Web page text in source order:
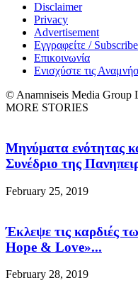
Disclaimer
Privacy
Advertisement
Εγγραφείτε / Subscribe
Επικοινωνία
Ενισχύστε τις
© Anamniseis Media Group
MORE STORIES
Μηνύματα ενότητας
Συνέδριο της
February 25, 2019
Έκλεψε τις καρδιές
Hope & Love»...
February 28, 2019